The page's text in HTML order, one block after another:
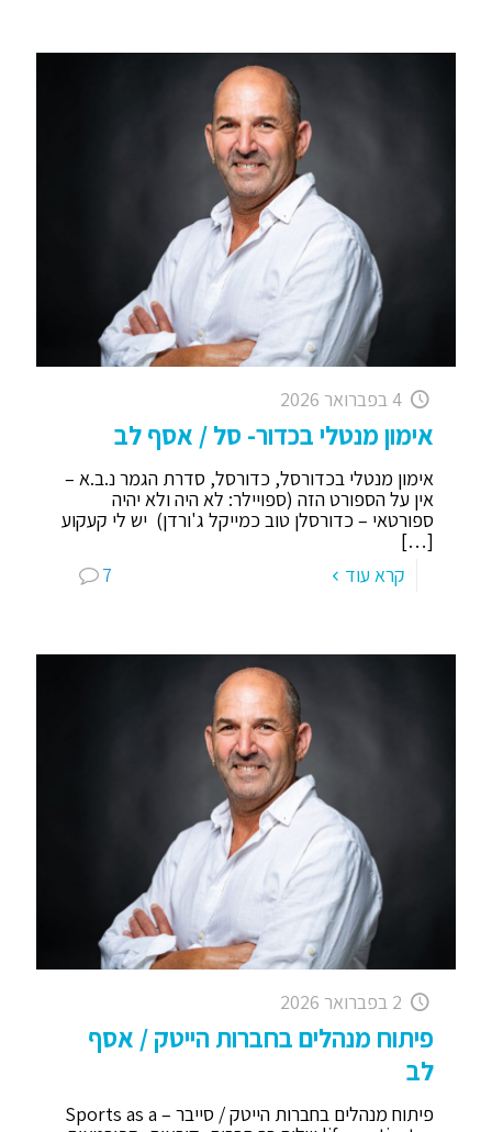
4 בפברואר 2026
אימון מנטלי בכדור- סל / אסף לב
אימון מנטלי בכדורסל, כדורסל, סדרת הגמר נ.ב.א –
אין על הספורט הזה (ספויילר: לא היה ולא יהיה
ספורטאי – כדורסלן טוב כמייקל ג'ורדן) יש לי קעקוע
[…]
7
קרא עוד
2 בפברואר 2026
פיתוח מנהלים בחברות הייטק / אסף
לב
פיתוח מנהלים בחברות הייטק / סייבר – Sports as a